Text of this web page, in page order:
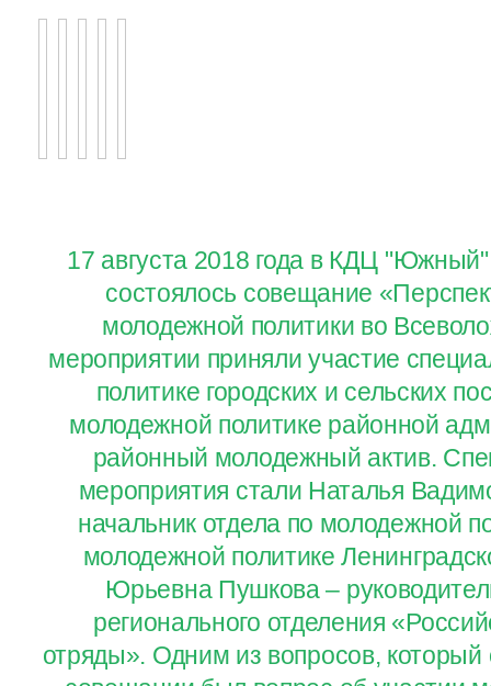
17 августа 2018 года в КДЦ
состоялось совещание
молодежной политики во
мероприятии приняли участие
политике городских и сельских
молодежной политике районной
районный молодежный актив.
мероприятия стали Наталья
начальник отдела по молодежной
молодежной политике
Юрьевна Пушкова –
регионального отделения
отряды». Одним из вопросов,